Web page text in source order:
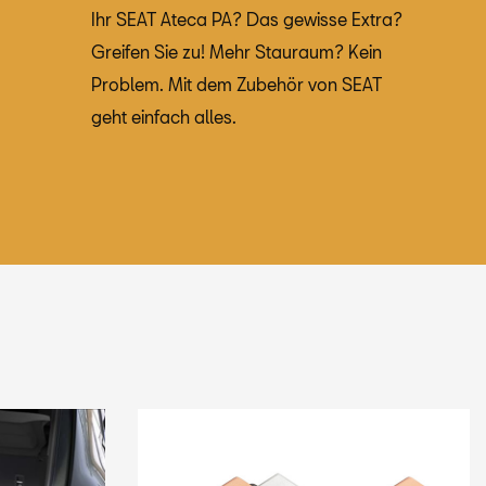
Ihr SEAT Ateca PA? Das gewisse Extra?
Greifen Sie zu! Mehr Stauraum? Kein
Problem. Mit dem Zubehör von SEAT
geht einfach alles.